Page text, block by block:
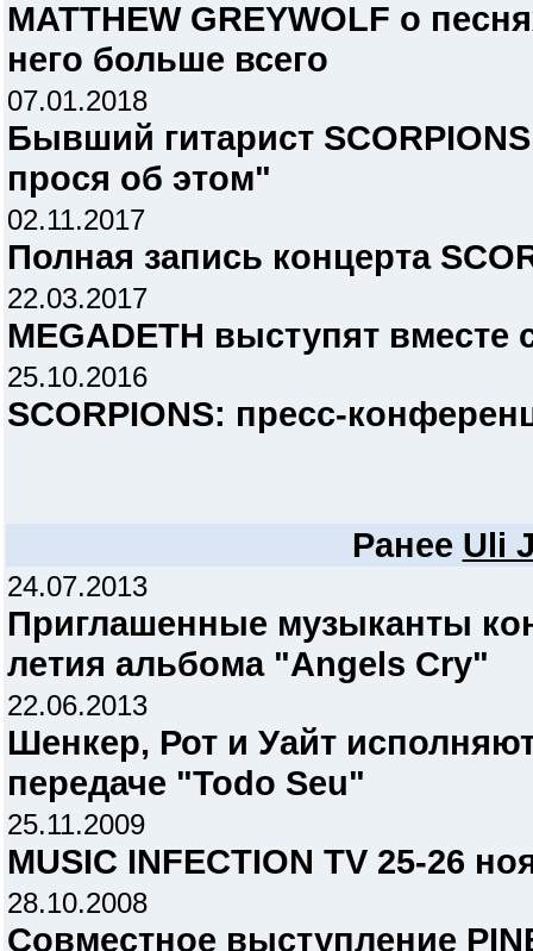
MATTHEW GREYWOLF о
него больше всего
07.01.2018
Бывший гитарист
прося об этом"
02.11.2017
Полная запись концерта
22.03.2017
MEGADETH выступят вместе
25.10.2016
SCORPIONS: пресс-
Ранее Uli
24.07.2013
Приглашенные музыканты
летия альбома "Angels Cry"
22.06.2013
Шенкер, Рот и Уайт
передаче "Todo Seu"
25.11.2009
MUSIC INFECTION TV 25-26
28.10.2008
Совместное выступление